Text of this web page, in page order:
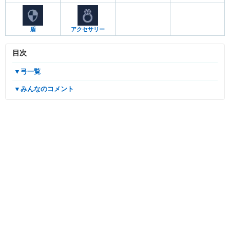
盾 アクセサリー
目次
▼弓一覧
▼みんなのコメント